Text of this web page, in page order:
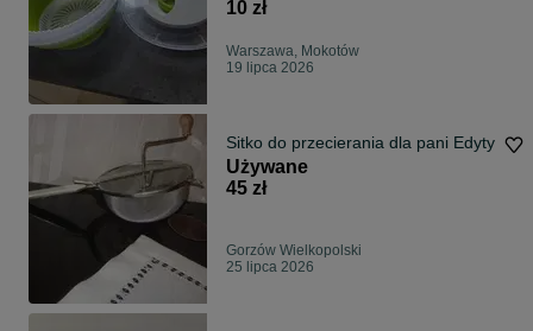
10 zł
Warszawa, Mokotów
19 lipca 2026
Sitko do przecierania dla pani Edyty
Używane
45 zł
Gorzów Wielkopolski
25 lipca 2026